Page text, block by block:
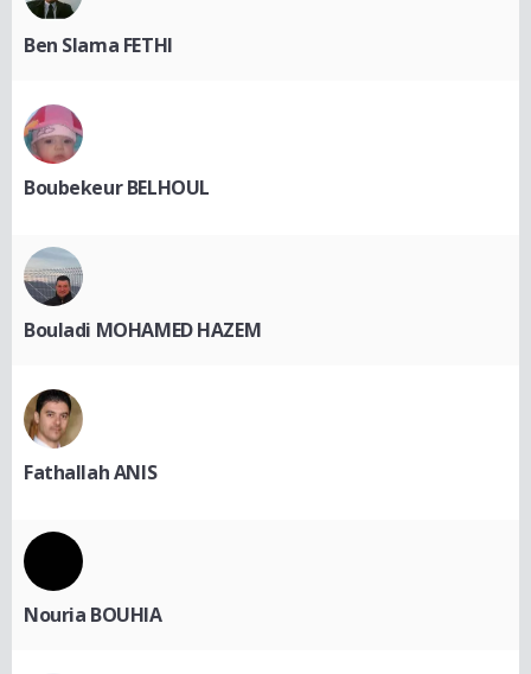
Ben Slama FETHI
Boubekeur BELHOUL
Bouladi MOHAMED HAZEM
Fathallah ANIS
Nouria BOUHIA